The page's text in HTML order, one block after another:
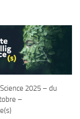
2025 – du
–